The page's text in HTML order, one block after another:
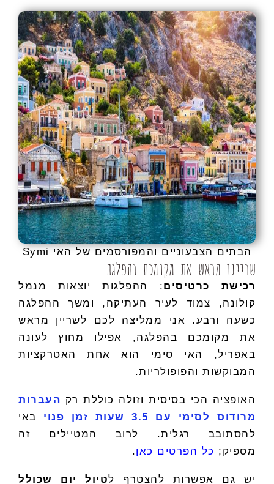
הבתים הצבעוניים והמפורסמים של האי Symi
שריינו מראש את מקומכם בהפלגה
רכישת כרטיסים: ההפלגות יוצאות מנמל
קולונה, צמוד לעיר העתיקה, ומשך ההפלגה
כשעה ורבע. אני ממליצה לכם לשריין מראש
את מקומכם בהפלגה, אפילו מחוץ לעונה
באפריל, האי סימי הוא אחת האטרקציות
המבוקשות והפופולריות.
האופציה הכי בסיסית וזולה כוללת רק העברות
מרודוס לסימי עם 3.5 שעות זמן פנוי
באי
להסתובב רגלית. לרוב המטיילים זה
מספיק; כל הפרטים כאן.
יש גם אפשרות להצטרף לטיול יום שכולל